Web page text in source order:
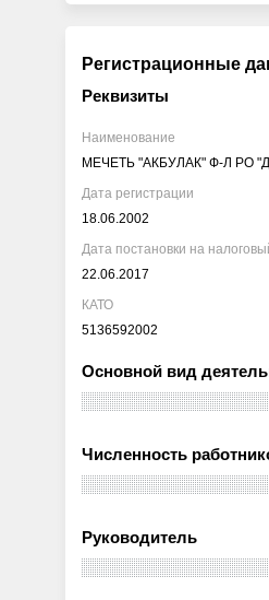
Регистрационные
Реквизиты
Наименование
МЕЧЕТЬ "АКБУЛАК" Ф-Л РО
Дата регистрации
18.06.2002
Дата постановки на
22.06.2017
КАТО
5136592002
Основной вид
Численность
Руководитель